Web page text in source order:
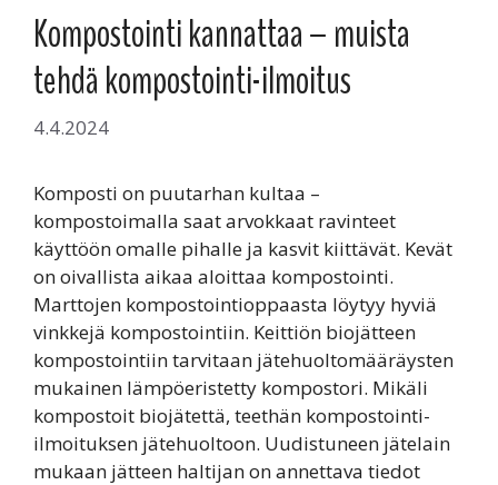
Kompostointi kannattaa – muista
tehdä kompostointi-ilmoitus
4.4.2024
Komposti on puutarhan kultaa –
kompostoimalla saat arvokkaat ravinteet
käyttöön omalle pihalle ja kasvit kiittävät. Kevät
on oivallista aikaa aloittaa kompostointi.
Marttojen kompostointioppaasta löytyy hyviä
vinkkejä kompostointiin. Keittiön biojätteen
kompostointiin tarvitaan jätehuoltomääräysten
mukainen lämpöeristetty kompostori. Mikäli
kompostoit biojätettä, teethän kompostointi-
ilmoituksen jätehuoltoon. Uudistuneen jätelain
mukaan jätteen haltijan on annettava tiedot